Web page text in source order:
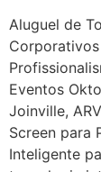
Aluguel de
Eventos
Joinville,
Screen para
Inteligente